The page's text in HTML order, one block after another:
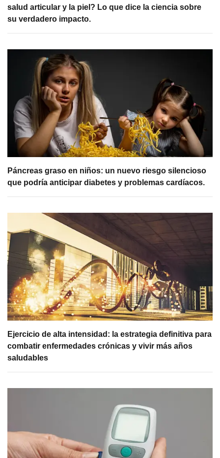
salud articular y la piel? Lo que dice la ciencia sobre
su verdadero impacto.
Páncreas graso en niños: un nuevo riesgo silencioso
que podría anticipar diabetes y problemas cardíacos.
Ejercicio de alta intensidad: la estrategia definitiva para
combatir enfermedades crónicas y vivir más años
saludables